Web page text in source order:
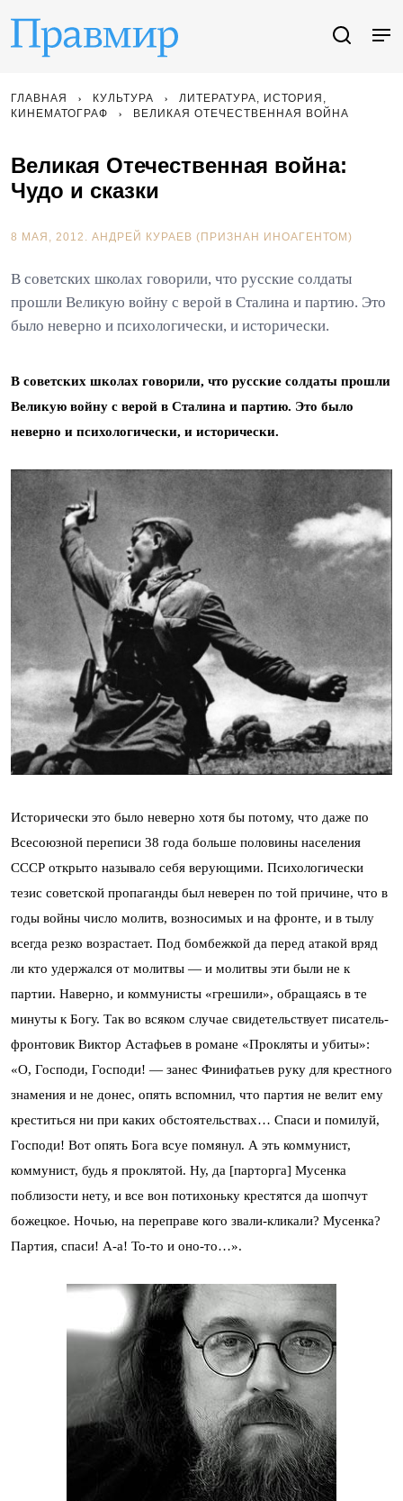
ГЛАВНАЯ КУЛЬТУРА
ЛИТЕРАТУРА, ИСТОРИЯ,
КИНЕМАТОГРАФ
ВЕЛИКАЯ ОТЕЧЕСТВЕННАЯ ВОЙНА
Великая Отечественная война:
Чудо и сказки
8 МАЯ, 2012. АНДРЕЙ КУРАЕВ (ПРИЗНАН ИНОАГЕНТОМ)
В советских школах говорили, что русские солдаты
прошли Великую войну с верой в Сталина и партию. Это
было неверно и психологически, и исторически.
В советских школах говорили, что русские солдаты прошли
Великую войну с верой в Сталина и партию. Это было
неверно и психологически, и исторически.
Исторически это было неверно хотя бы потому, что даже по
Всесоюзной переписи 38 года больше половины населения
СССР открыто называло себя верующими. Психологически
тезис советской пропаганды был неверен по той причине, что в
годы войны число молитв, возносимых и на фронте, и в тылу
всегда резко возрастает. Под бомбежкой да перед атакой вряд
ли кто удержался от молитвы — и молитвы эти были не к
партии. Наверно, и коммунисты «грешили», обращаясь в те
минуты к Богу. Так во всяком случае свидетельствует писатель-
фронтовик Виктор Астафьев в романе «Прокляты и убиты»:
«О, Господи, Господи! — занес Финифатьев руку для крестного
знамения и не донес, опять вспомнил, что партия не велит ему
креститься ни при каких обстоятельствах… Спаси и помилуй,
Господи! Вот опять Бога всуе помянул. А эть коммунист,
коммунист, будь я проклятой. Ну, да [парторга] Мусенка
поблизости нету, и все вон потихоньку крестятся да шопчут
божецкое. Ночью, на переправе кого звали-кликали? Мусенка?
Партия, спаси! А-а! То-то и оно-то…».